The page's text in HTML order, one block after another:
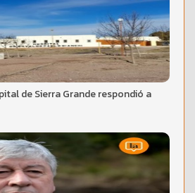
de Sierra Grande respondió a